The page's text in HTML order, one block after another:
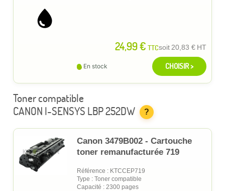
24,99 € TTCsoit20,83 € HT
En stock CHOISIR >
Toner compatible
CANON I-SENSYS LBP 252DW
?
Canon 3479B002 - Cartouche
toner remanufacturée 719
Référence : KTCCEP719
Type : Toner compatible
Capacité : 2300 pages